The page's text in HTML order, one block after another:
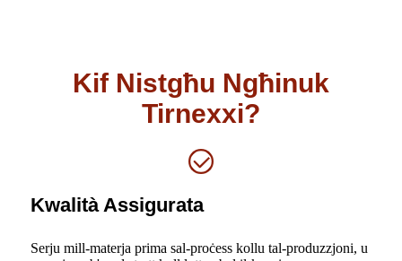
Kif Nistgħu Ngħinuk
Tirnexxi?
Kwalità Assigurata
Serju mill-materja prima sal-proċess kollu tal-produzzjoni, u